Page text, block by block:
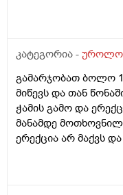
კატეგორია -
გამარჯობათ ბოლო
მიწევს და თან
ჭამის გამო და
მანამდე
ერექცია არ მაქვს